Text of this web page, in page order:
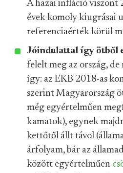
A hazai infláció viszont
évek komoly kiugrásai
referenciaérték körül
Jóindulattal így ötből
felelt meg az ország,
így: az EKB 2018-as
szerint Magyarország
még egyértelműen
kamatok), egynek
kettőtől állt távol
árfolyam, bár az
között egyértelműen